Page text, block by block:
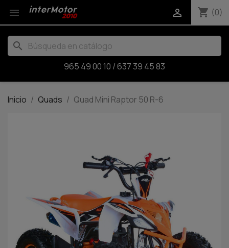
 shopping_cart (0)

search
965 49 00 10 /637 39 45 83
Inicio Quads Quad Mini Raptor 50 R-6